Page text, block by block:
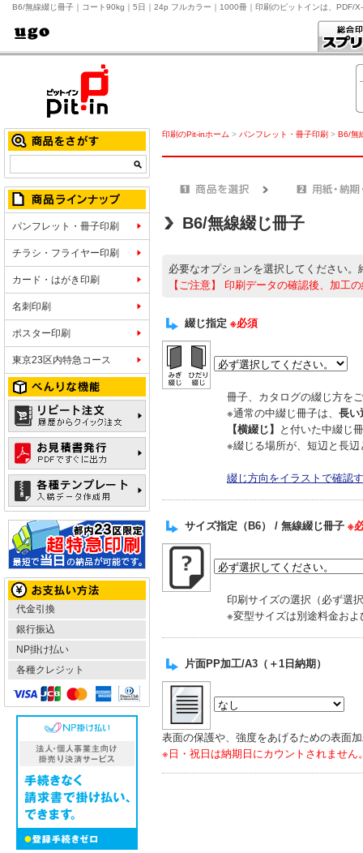
B6/無線綴じ冊子｜コート90kg｜5日｜24p フルカラー｜1000冊｜印刷のピットインは、PDF/
パンフレット・冊子印刷
チラシ・フライヤー印刷
カード・はがき印刷
名刺印刷
ポスター印刷
東京23区内特急コース
代金引換
銀行振込
NP掛け払い
各種クレジット
印刷のPit-inホーム > パンフレット・冊子印刷 > B6/無
B6/無線綴じ冊子
必要なオプションを選択してください。
【ご注意】
印刷データの確認後、加工
綴じ指定 ※必須
冊子、カタログの綴じ方を
※通常の中綴じ冊子は、 長い
【横綴じ】
と付いた中綴じ
※綴じる場所が、短辺と長
綴じ方向をイラストで確認
サイズ指定（B6） / 無線綴じ冊子 ※
印刷サイズの選択（必ず選
※変型サイズは別途料金お
片面PP加工/A3（＋1日納期）
表面の保護や、強度をあげるための表面
※日・祝日は納期日にカウントされません